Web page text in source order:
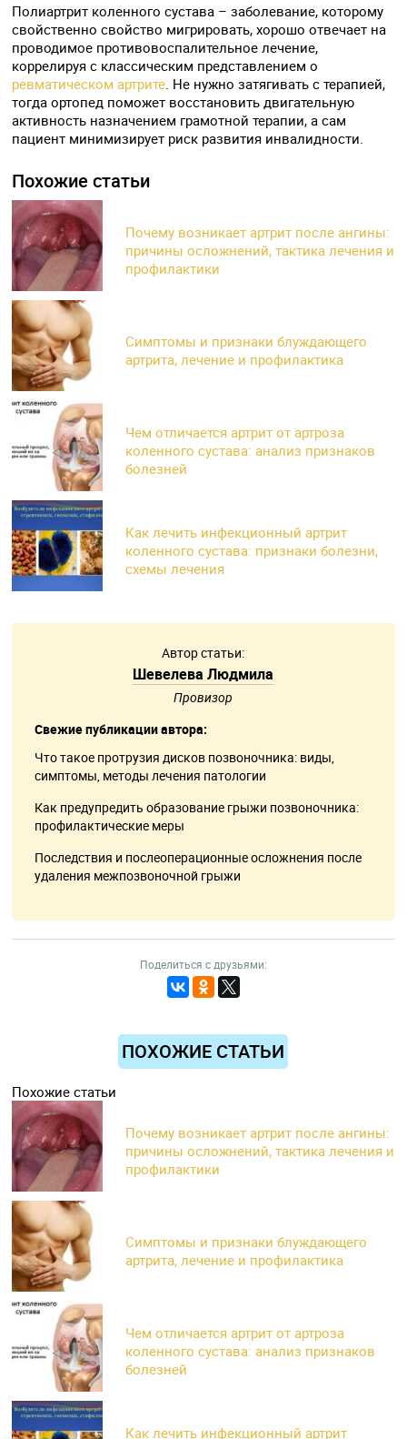
Полиартрит коленного сустава – заболевание, которому
свойственно свойство мигрировать, хорошо отвечает на
проводимое противовоспалительное лечение,
коррелируя с классическим представлением о
ревматическом артрите . Не нужно затягивать с терапией,
тогда ортопед поможет восстановить двигательную
активность назначением грамотной терапии, а сам
пациент минимизирует риск развития инвалидности.
Похожие статьи
Почему возникает артрит после ангины:
причины осложнений, тактика лечения и
профилактики
Симптомы и признаки блуждающего
артрита, лечение и профилактика
Чем отличается артрит от артроза
коленного сустава: анализ признаков
болезней
Как лечить инфекционный артрит
коленного сустава: признаки болезни,
схемы лечения
Автор статьи:
Шевелева Людмила
Провизор
Свежие публикации автора:
Что такое протрузия дисков позвоночника: виды,
симптомы, методы лечения патологии
Как предупредить образование грыжи позвоночника:
профилактические меры
Последствия и послеоперационные осложнения после
удаления межпозвоночной грыжи
Поделиться с друзьями:
ПОХОЖИЕ СТАТЬИ
Похожие статьи
Почему возникает артрит после ангины:
причины осложнений, тактика лечения и
профилактики
Симптомы и признаки блуждающего
артрита, лечение и профилактика
Чем отличается артрит от артроза
коленного сустава: анализ признаков
болезней
Как лечить инфекционный артрит